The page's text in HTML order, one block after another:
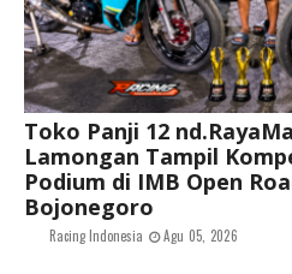
Toko Panji 12
Lamongan Tampil
Podium di IMB Open
Bojonegoro
Racing Indonesia Agu 05, 2026